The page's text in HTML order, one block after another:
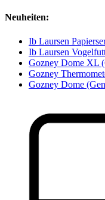
Neuheiten:
Ib Laursen
Ib Laursen
Gozney Dome XL
Gozney
Gozney Dome